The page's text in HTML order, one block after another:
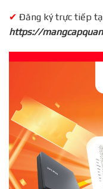
✔ Đăng ký trực tiếp
https://